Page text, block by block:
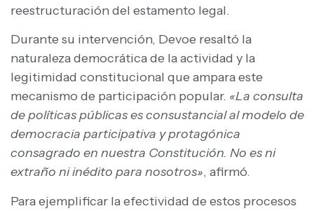
reestructuración del estamento legal.
Durante su intervención, Devoe resaltó la
naturaleza democrática de la actividad y la
legitimidad constitucional que ampara este
mecanismo de participación popular. «La consulta
de políticas públicas es consustancial al modelo de
democracia participativa y protagónica
consagrado en nuestra Constitución. No es ni
extraño ni inédito para nosotros», afirmó.
Para ejemplificar la efectividad de estos procesos